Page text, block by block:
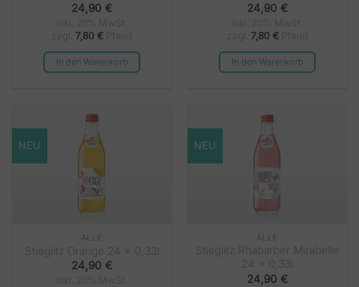
24,90 €
7,80 €
In den Warenkorb
24,90 €
7,80 €
In den Warenkorb
NEU
ALLE
24,90 €
NEU
ALLE
24,90 €